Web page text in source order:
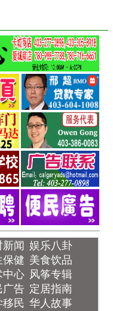
新闻 娱乐八卦
保健 美食饮品
中心 风筝专辑
广告 定居指南
移民 华人故事